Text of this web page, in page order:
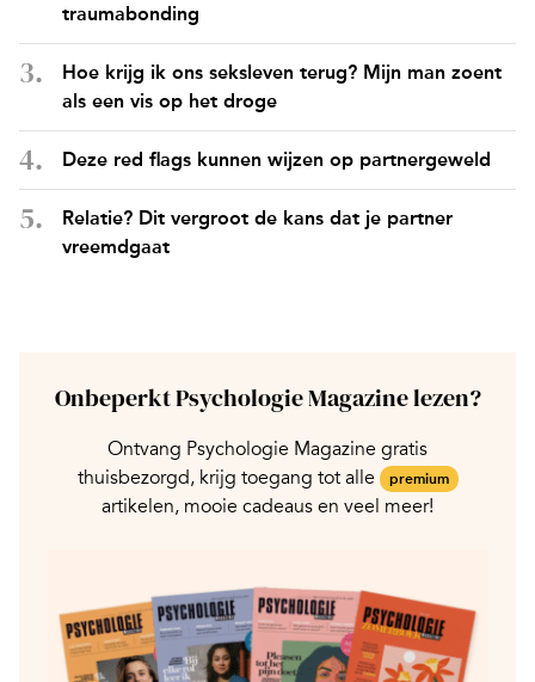
traumabonding
Hoe krijg ik ons seksleven terug? Mijn man zoent
als een vis op het droge
Deze red flags kunnen wijzen op partnergeweld
Relatie? Dit vergroot de kans dat je partner
vreemdgaat
Onbeperkt Psychologie Magazine lezen?
Ontvang Psychologie Magazine gratis
thuisbezorgd, krijg toegang tot alle
premium
artikelen, mooie cadeaus en veel meer!